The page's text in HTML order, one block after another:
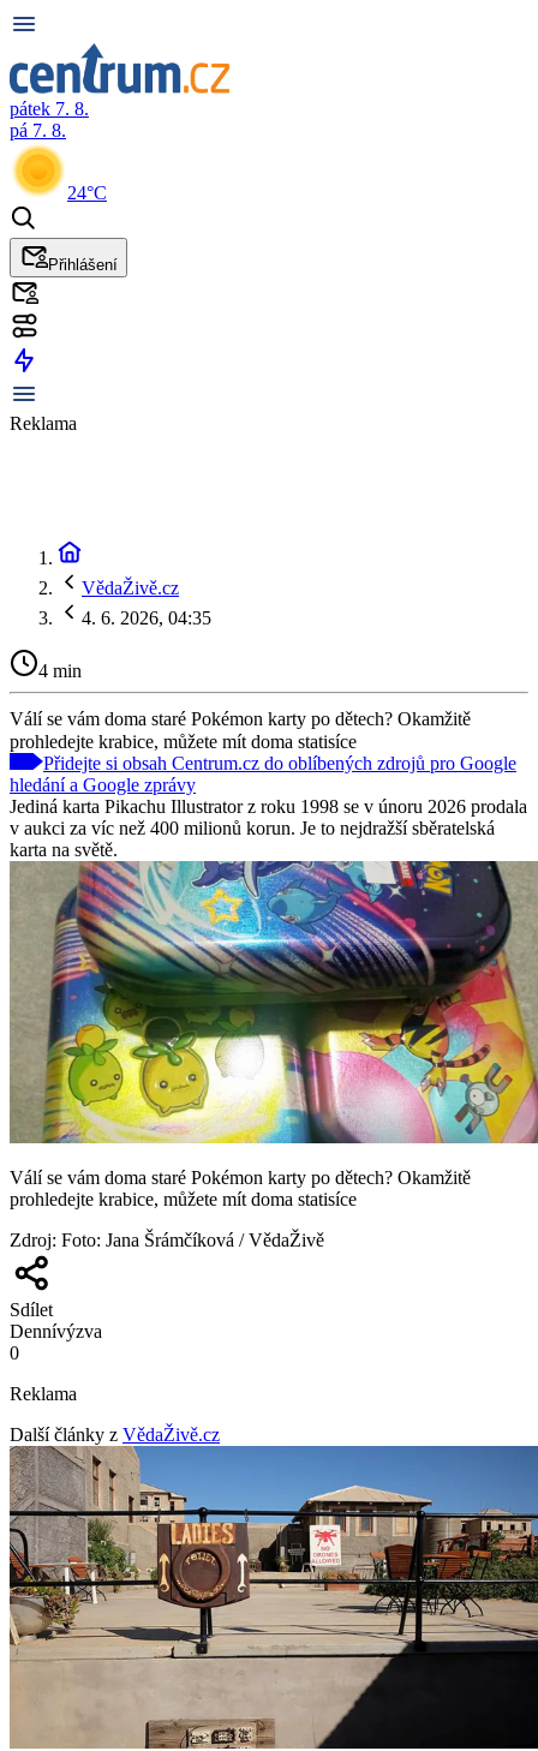
pátek 7. 8.
pá 7. 8.
24°C
Přihlášení
Reklama
VědaŽivě.cz
4. 6. 2026, 04:35
4 min
Válí se vám doma staré Pokémon karty po dětech? Okamžitě
prohledejte krabice, můžete mít doma statisíce
Přidejte si obsah Centrum.cz do oblíbených zdrojů pro Google
hledání a Google zprávy
Jediná karta Pikachu Illustrator z roku 1998 se v únoru 2026 prodala
v aukci za víc než 400 milionů korun. Je to nejdražší sběratelská
karta na světě.
Válí se vám doma staré Pokémon karty po dětech? Okamžitě
prohledejte krabice, můžete mít doma statisíce
Zdroj: Foto: Jana Šrámčíková / VědaŽivě
Sdílet
Dennívýzva
0
Reklama
Další články z VědaŽivě.cz